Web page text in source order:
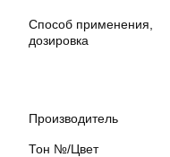
Способ применения,
дозировка
Производитель
Тон №/Цвет